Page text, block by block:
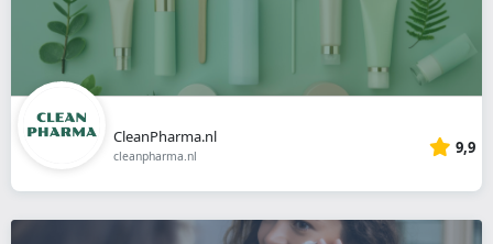
CleanPharma.nl
cleanpharma.nl 9,9